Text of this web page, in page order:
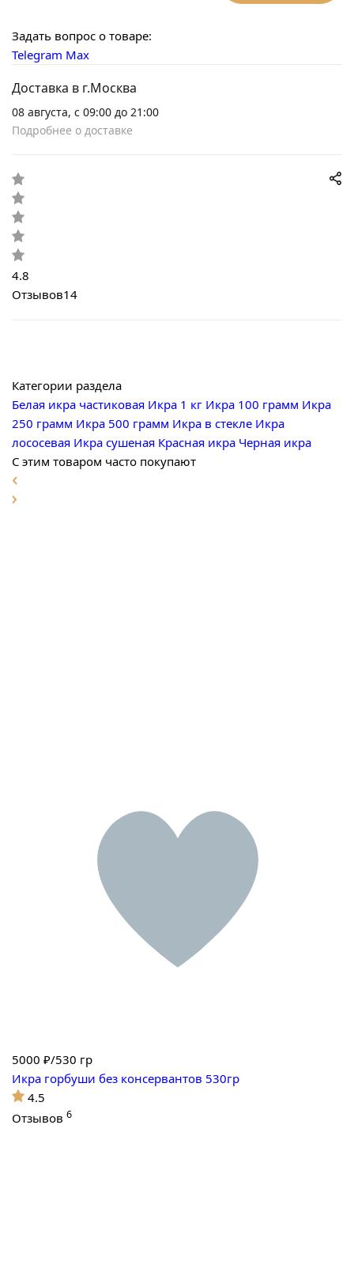
Задать вопрос о товаре:
Telegram Max
Доставка в г.Москва
08 августа, с 09:00 до 21:00
Подробнее о доставке
4.8
Отзывов14
Категории раздела
Белая икра частиковая Икра 1 кг Икра 100 грамм Икра
250 грамм Икра 500 грамм Икра в стекле Икра
лососевая Икра сушеная Красная икра Черная икра
С этим товаром часто покупают
5000 ₽/530 гр
Икра горбуши без консервантов 530гр
4.5
Отзывов 6